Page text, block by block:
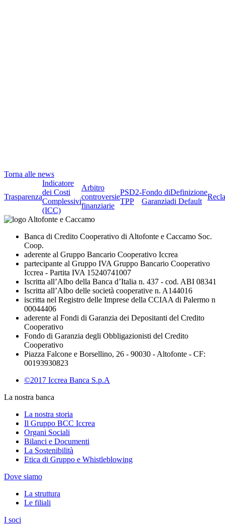
Torna alle news
Trasparenza
Indicatore
dei Costi
Complessivi
(ICC)
Arbitro
controversie
finanziarie
PSD2-
TPP
Fondo di
Garanzia
Definizione
di Default
Banca di Credito Cooperativo di Altofonte e Caccamo Soc.
Coop.
aderente al Gruppo Bancario Cooperativo Iccrea
partecipante al Gruppo IVA Gruppo Bancario Cooperativo
Iccrea - Partita IVA 15240741007
Iscritta all’Albo della Banca d’Italia n. 437 - cod. ABI 08341
Iscritta all’Albo delle società cooperative n. A144016
iscritta nel Registro delle Imprese della CCIAA di Palermo n
00044406
aderente al Fondi di Garanzia dei Depositanti del Credito
Cooperativo
Fondo di Garanzia degli Obbligazionisti del Credito
Cooperativo
Piazza Falcone e Borsellino, 26 - 90030 - Altofonte - CF:
00193930823
©2017 Iccrea Banca S.p.A
La nostra banca
La nostra storia
Il Gruppo BCC Iccrea
Organi Sociali
Bilanci e Documenti
La Sostenibilità
Etica di Gruppo e Whistleblowing
Dove siamo
La struttura
Le filiali
I soci